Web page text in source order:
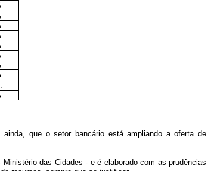
que o setor bancário está ampliando a oferta de
das Cidades - e é elaborado com as prudências